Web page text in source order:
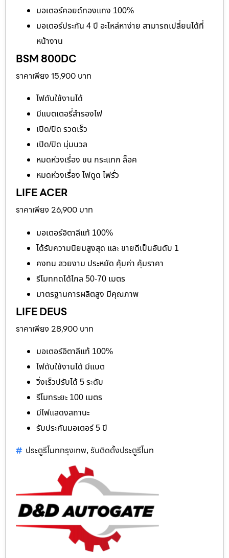
มอเตอร์คอยด์ทองแทง 100%
มอเตอร์ประกัน 4 ปี อะไหล่หาง่าย สามารถเปลี่ยนได้ที่
หน้างาน
BSM 800DC
ราคาเพียง 15,900 บาท
ไฟดับใช้งานได้
มีแบตเตอรี่สำรองไฟ
เปิด/ปิด รวดเร็ว
เปิด/ปิด นุ่มนวล
หมดห่วงเรื่อง ขน กระแทก ล็อค
หมดห่วงเรื่อง ไฟดูด ไฟรั่ว
LIFE ACER
ราคาเพียง 26,900 บาท
มอเตอร์อิตาลีแท้ 100%
ได้รับความนิยมสูงสุด และ ขายดีเป็นอันดับ 1
คงทน สวยงาม ประหยัด คุ้มค่า คุ้มราคา
รีโมทกดได้ไกล 50-70 เมตร
มาตรฐานการผลิตสูง มีคุณภาพ
LIFE DEUS
ราคาเพียง 28,900 บาท
มอเตอร์อิตาลีแท้ 100%
ไฟดับใช้งานได้ มีแบต
วิ่งเร็วปรับได้ 5 ระดับ
รีโมทระยะ 100 เมตร
มีไฟแสดงสถานะ
รับประกันมอเตอร์ 5 ปี
ประตูรีโมทกรุงเทพ, รับติดตั้งประตูรีโมท